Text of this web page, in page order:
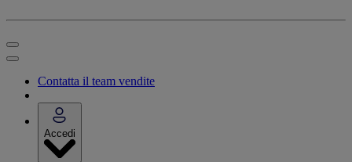
Contatta il team vendite
Accedi